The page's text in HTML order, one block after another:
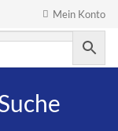
Mein Konto